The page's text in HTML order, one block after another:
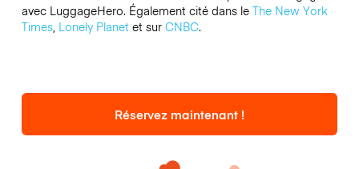
avec LuggageHero. Également cité dans le The New York
Times, Lonely Planetet sur CNBC.
Réservez maintenant !